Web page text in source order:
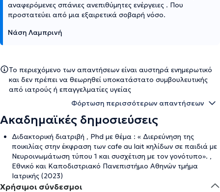
αναφερόμενες σπάνιες ανεπιθύμητες ενέργειες . Που
προστατεύει από μια εξαιρετικά σοβαρή νόσο.
Νάση Λαμπρινή
Το περιεχόμενο των απαντήσεων είναι αυστηρά ενημερωτικό
και δεν πρέπει να θεωρηθεί υποκατάστατο συμβουλευτικής
από ιατρούς ή επαγγελματίες υγείας
Φόρτωση περισσότερων απαντήσεων
Ακαδημαϊκές δημοσιεύσεις
Διδακτορική διατριβή , Phd με θέμα : « Διερεύνηση της
ποικιλίας στην έκφραση των cafe au lait κηλίδων σε παιδιά με
Νευροινωμάτωση τύπου 1 και συσχέτιση με τον γονότυπο». ,
Εθνικό και Καποδιστριακό Πανεπιστήμιο Αθηνών τμήμα
Ιατρικής (2023)
Χρήσιμοι σύνδεσμοι